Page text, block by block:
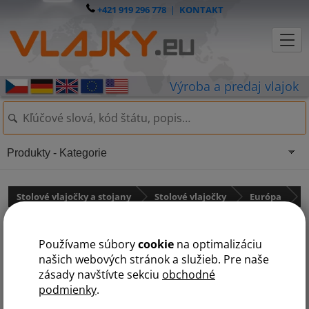
Používame súborycookie na optimalizáciu
našich webových stránok a služieb. Pre naše
zásady navštívte sekciu obchodné
podmienky.
+421 919 296 778| KONTAKT
Stolové vlajočky a stojany Stolové vlajočky Európa
Produkty - Kategorie